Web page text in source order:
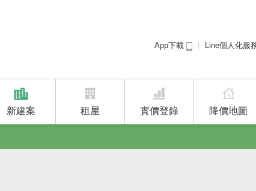
App下載 Line個人化服
新建案 租屋 實價登錄 降價地圖